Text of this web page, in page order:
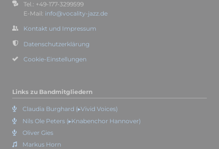
Tel.: +49-177-3299599
E-Mail: info@vocality-jazz.de
Kontakt und Impressum
Datenschutzerklärung
Cookie-Einstellungen
Links zu Bandmitgliedern
Claudia Burghard (▸Vivid Voices)
Nils Ole Peters (▸Knabenchor Hannover)
Oliver Gies
Markus Horn